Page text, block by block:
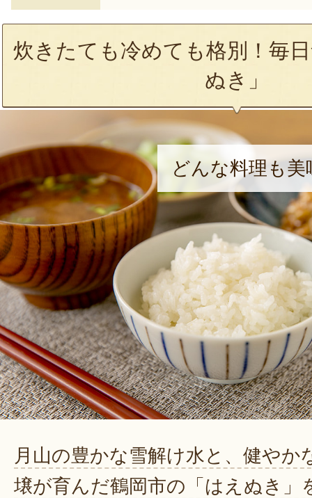
炊きたても冷めても格別！毎
ぬき」
どんな料理も
月山の豊かな雪解け水と、健やか
壌が育んだ鶴岡市の「はえぬき」